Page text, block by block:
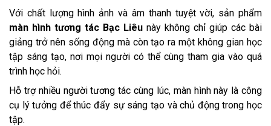
Với chất lượng hình ảnh và âm thanh tuyệt vời, sản phẩm
màn hình tương tác Bạc Liêu này không chỉ giúp các bài
giảng trở nên sống động mà còn tạo ra một không gian học
tập sáng tạo, nơi mọi người có thể cùng tham gia vào quá
trình học hỏi.
Hỗ trợ nhiều người tương tác cùng lúc, màn hình này là công
cụ lý tưởng để thúc đẩy sự sáng tạo và chủ động trong học
tập.